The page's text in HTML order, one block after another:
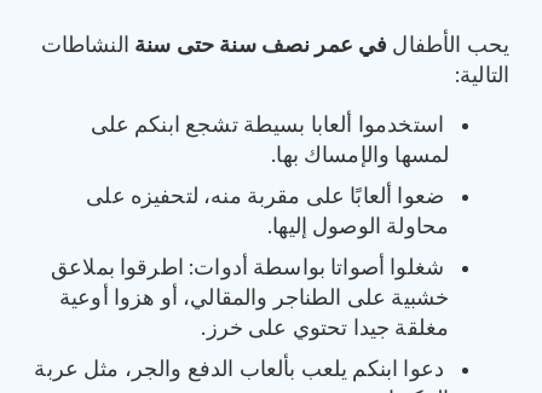
يحب الأطفال في عمر نصف سنة حتى سنة النشاطات
التالية:
استخدموا ألعابا بسيطة تشجع ابنكم على
لمسها والإمساك بها.
ضعوا ألعابًا على مقربة منه، لتحفيزه على
محاولة الوصول إليها.
شغلوا أصواتا بواسطة أدوات: اطرقوا بملاعق
خشبية على الطناجر والمقالي، أو هزوا أوعية
مغلقة جيدا تحتوي على خرز.
دعوا ابنكم يلعب بألعاب الدفع والجر، مثل عربة